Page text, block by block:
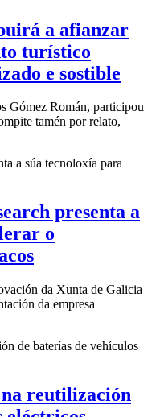
a afianzar
turístico
e sostible
Gómez Román, participou
tamén por relato,
presenta a
o
da Xunta de Galicia
da empresa
reutilización